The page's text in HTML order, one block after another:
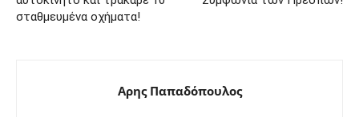
σταθμευμένα οχήματα!
Αρης Παπαδόπουλος